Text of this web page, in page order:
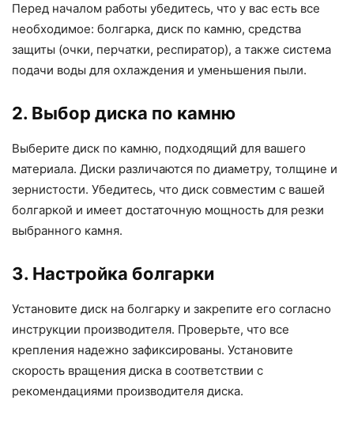
Перед началом работы убедитесь, что у вас есть все
необходимое: болгарка, диск по камню, средства
защиты (очки, перчатки, респиратор), а также система
подачи воды для охлаждения и уменьшения пыли.
2. Выбор диска по камню
Выберите диск по камню, подходящий для вашего
материала. Диски различаются по диаметру, толщине и
зернистости. Убедитесь, что диск совместим с вашей
болгаркой и имеет достаточную мощность для резки
выбранного камня.
3. Настройка болгарки
Установите диск на болгарку и закрепите его согласно
инструкции производителя. Проверьте, что все
крепления надежно зафиксированы. Установите
скорость вращения диска в соответствии с
рекомендациями производителя диска.